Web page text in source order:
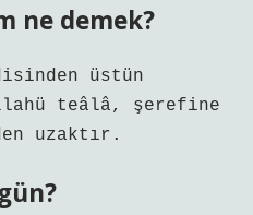
ne demek?
üstün
teâlâ, şerefine
uzaktır.